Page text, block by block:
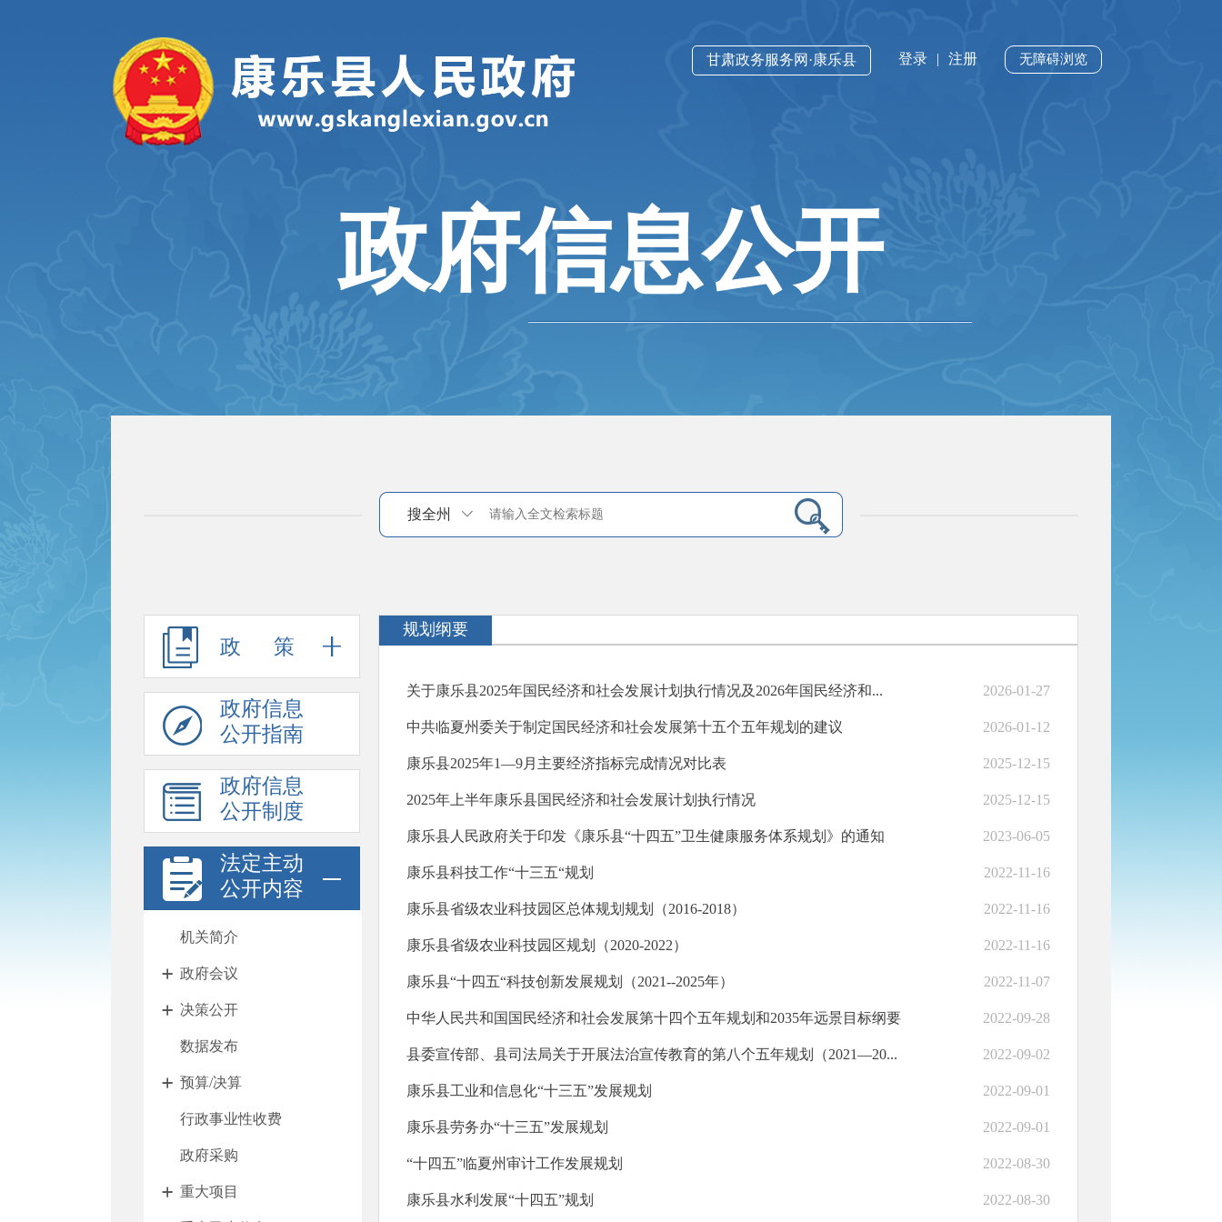
无障碍浏览
登录 | 注册
甘肃政务服务网·康乐县
政府信息公开
搜全州
政 策
政府信息
公开指南
政府信息
公开制度
法定主动
公开内容
机关简介
政府会议
决策公开
数据发布
预算/决算
行政事业性收费
政府采购
重大项目
规划纲要
关于康乐县2025年国民经济和社会发展计划执行情况及2026年国民经济和... 2026-01-27
中共临夏州委关于制定国民经济和社会发展第十五个五年规划的建议 2026-01-12
康乐县2025年1—9月主要经济指标完成情况对比表 2025-12-15
2025年上半年康乐县国民经济和社会发展计划执行情况 2025-12-15
康乐县人民政府关于印发《康乐县“十四五”卫生健康服务体系规划》的通知 2023-06-05
康乐县科技工作“十三五“规划 2022-11-16
康乐县省级农业科技园区总体规划规划（2016-2018） 2022-11-16
康乐县省级农业科技园区规划（2020-2022） 2022-11-16
康乐县“十四五“科技创新发展规划（2021--2025年） 2022-11-07
中华人民共和国国民经济和社会发展第十四个五年规划和2035年远景目标纲要 2022-09-28
县委宣传部、县司法局关于开展法治宣传教育的第八个五年规划（2021—20... 2022-09-02
康乐县工业和信息化“十三五”发展规划 2022-09-01
康乐县劳务办“十三五”发展规划 2022-09-01
“十四五”临夏州审计工作发展规划 2022-08-30
康乐县水利发展“十四五”规划 2022-08-30